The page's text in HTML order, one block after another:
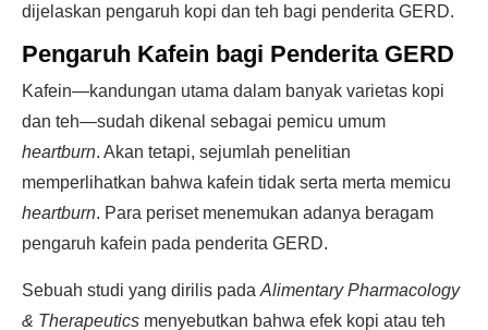
dijelaskan pengaruh kopi dan teh bagi penderita GERD.
Pengaruh Kafein bagi Penderita GERD
Kafein—kandungan utama dalam banyak varietas kopi
dan teh—sudah dikenal sebagai pemicu umum
heartburn. Akan tetapi, sejumlah penelitian
memperlihatkan bahwa kafein tidak serta merta memicu
heartburn. Para periset menemukan adanya beragam
pengaruh kafein pada penderita GERD.
Sebuah studi yang dirilis pada Alimentary Pharmacology
& Therapeutics menyebutkan bahwa efek kopi atau teh